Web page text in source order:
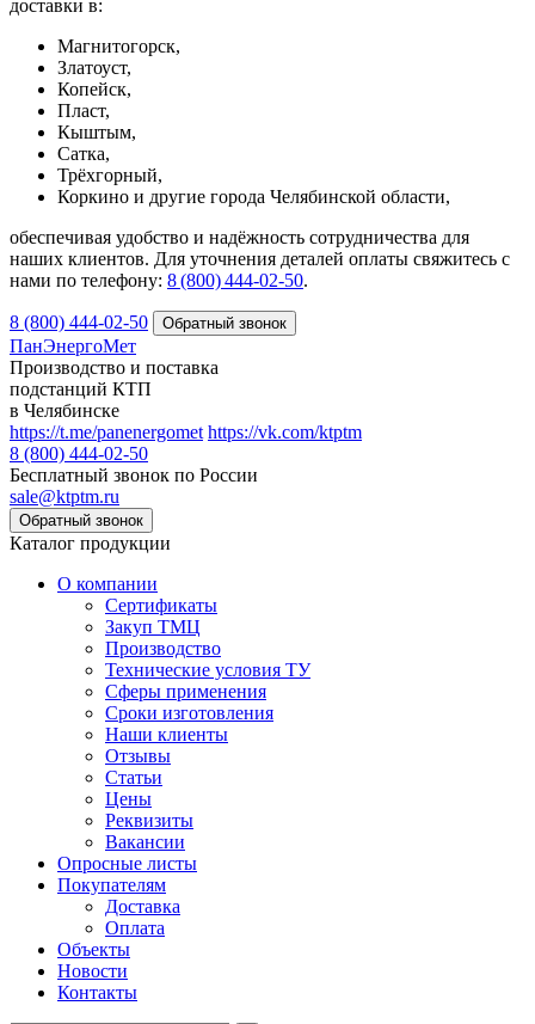
доставки в:
Магнитогорск,
Златоуст,
Копейск,
Пласт,
Кыштым,
Сатка,
Трёхгорный,
Коркино и другие города Челябинской области,
обеспечивая удобство и надёжность сотрудничества для
наших клиентов. Для уточнения деталей оплаты свяжитесь с
нами по телефону: 8 (800) 444‑02‑50.
8 (800) 444-02-50
ПанЭнергоМет
Производство и поставка
подстанций КТП
в Челябинске
https://t.me/panenergomet https://vk.com/ktptm
8 (800) 444-02-50
Бесплатный звонок по России
sale@ktptm.ru
Каталог продукции
О компании
Сертификаты
Закуп ТМЦ
Производство
Технические условия ТУ
Сферы применения
Сроки изготовления
Наши клиенты
Отзывы
Статьи
Цены
Реквизиты
Вакансии
Опросные листы
Покупателям
Доставка
Оплата
Объекты
Новости
Контакты